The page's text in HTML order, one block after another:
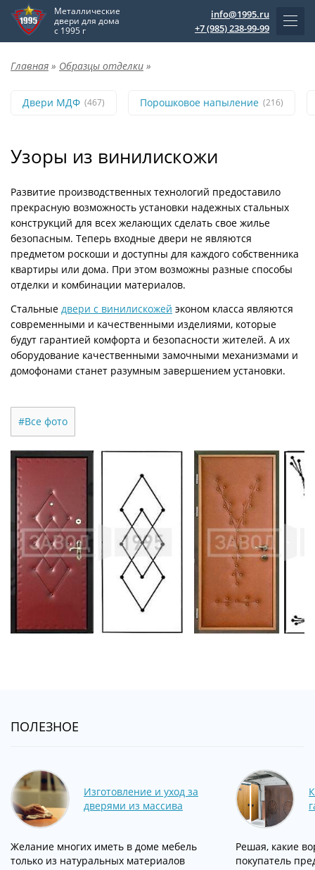
Металлические
двери для дома
с 1995 г
info@1995.ru
+7 (985) 238-99-99
Главная » Образцы отделки »
Двери МДФ (467) Порошковое напыление (216)
Узоры из винилискожи
Развитие производственных технологий предоставило
прекрасную возможность установки надежных стальных
конструкций для всех желающих сделать свое жилье
безопасным. Теперь входные двери не являются
предметом роскоши и доступны для каждого собственника
квартиры или дома. При этом возможны разные способы
отделки и комбинации материалов.
Стальные двери с винилискожей эконом класса являются
современными и качественными изделиями, которые
будут гарантией комфорта и безопасности жителей. А их
оборудование качественными замочными механизмами и
домофонами станет разумным завершением установки.
#Все фото
ПОЛЕЗНОЕ
Изготовление и уход за
дверями из массива
Желание многих иметь в доме мебель
только из натуральных материалов
Решая, какие
покупатель